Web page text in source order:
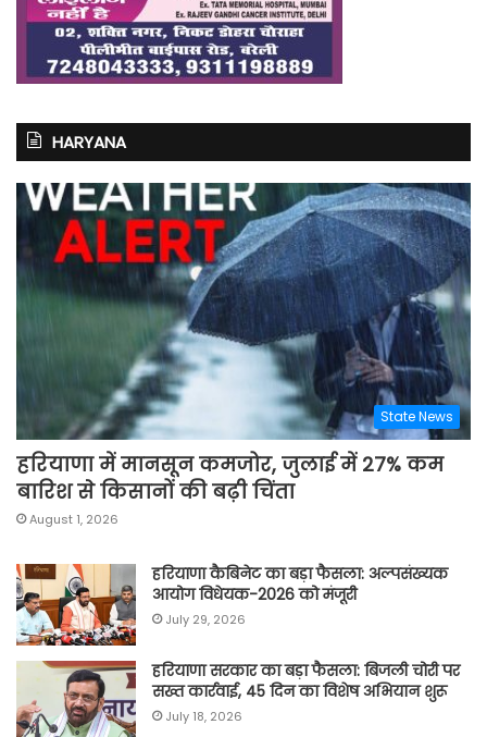
HARYANA
State News
हरियाणा में मानसून कमजोर, जुलाई में 27% कम
बारिश से किसानों की बढ़ी चिंता
August 1, 2026
हरियाणा कैबिनेट का बड़ा फैसला: अल्पसंख्यक
आयोग विधेयक-2026 को मंजूरी
July 29, 2026
हरियाणा सरकार का बड़ा फैसला: बिजली चोरी पर
सख्त कार्रवाई, 45 दिन का विशेष अभियान शुरू
July 18, 2026